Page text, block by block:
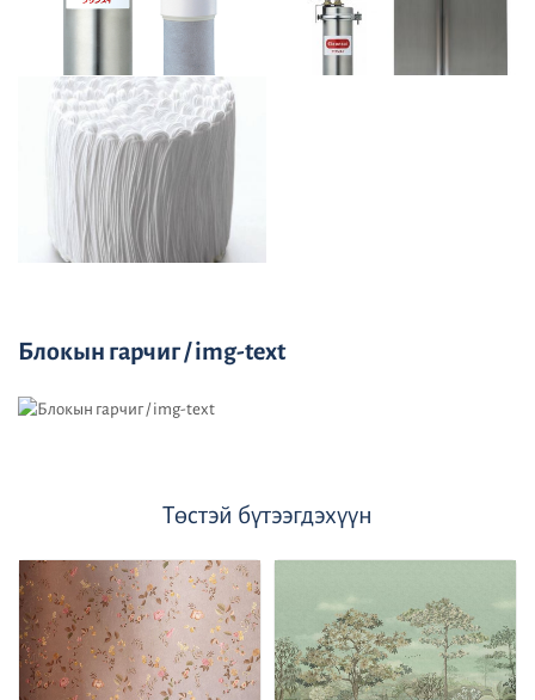
Блокын гарчиг / img-text
Төстэй бүтээгдэхүүн